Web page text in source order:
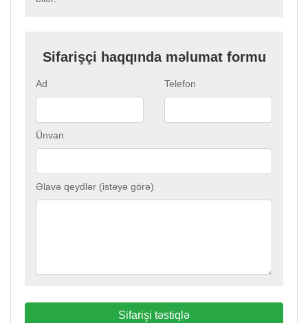
Sifarişçi haqqında məlumat formu
Ad Telefon
Ünvan
Əlavə qeydlər (istəyə görə)
Sifarişi təstiqlə